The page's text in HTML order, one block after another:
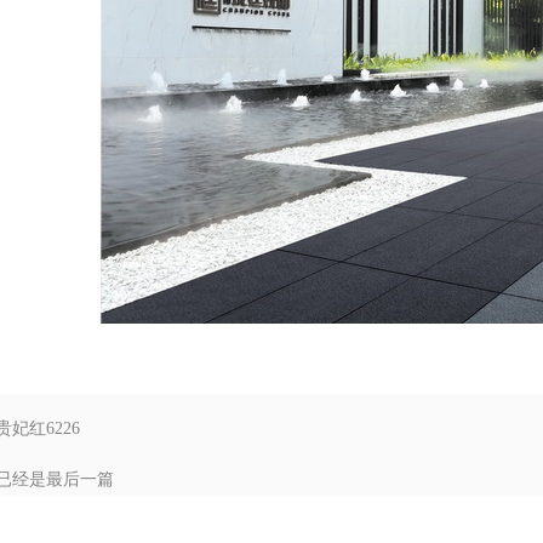
妃红6226
经是最后一篇